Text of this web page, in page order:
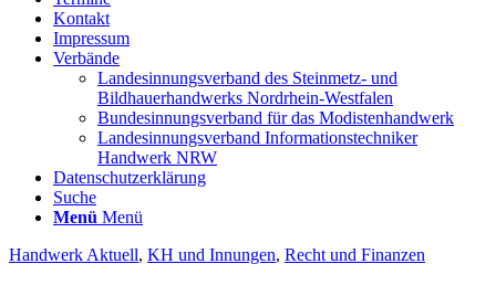
Kontakt
Impressum
Verbände
Landesinnungsverband des Steinmetz- und
Bildhauerhandwerks Nordrhein-Westfalen
Bundesinnungsverband für das Modistenhandwerk
Landesinnungsverband Informationstechniker
Handwerk NRW
Datenschutzerklärung
Suche
Menü Menü
Handwerk Aktuell, KH und Innungen, Recht und Finanzen